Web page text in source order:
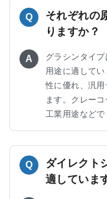
Q
それぞれの
りますか？
A
グラシンタイ
用途に適して
性に優れ、汎
ます。クレー
工業用途などで
Q
ダイレクト
適していま